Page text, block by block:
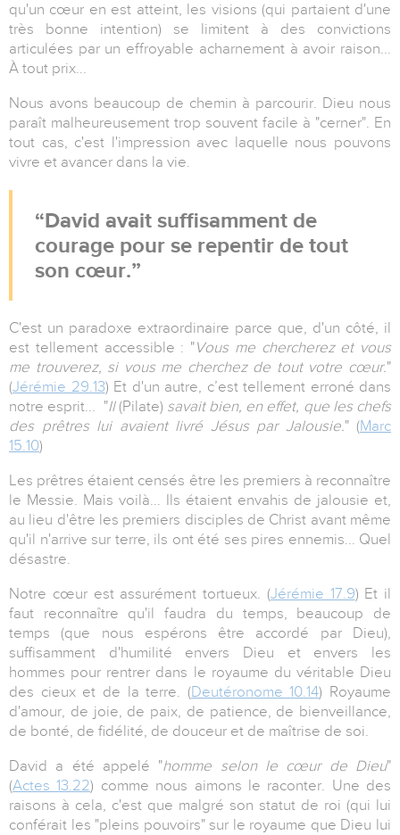
qu'un cœur en est atteint, les visions (qui partaient d'une
très bonne intention) se limitent à des convictions
articulées par un effroyable acharnement à avoir raison...
À tout prix...
Nous avons beaucoup de chemin à parcourir. Dieu nous
paraît malheureusement trop souvent facile à "cerner". En
tout cas, c'est l'impression avec laquelle nous pouvons
vivre et avancer dans la vie.
David avait suffisamment de
courage pour se repentir de tout
son cœur.
C'est un paradoxe extraordinaire parce que, d'un côté, il
est tellement accessible : "Vous me chercherez et vous
me trouverez, si vous me cherchez de tout votre cœur."
(Jérémie 29.13) Et d'un autre, c’est tellement erroné dans
notre esprit... "Il(Pilate) savait bien, en effet, que les chefs
des prêtres lui avaient livré Jésus par Jalousie." (Marc
15.10)
Les prêtres étaient censés être les premiers à reconnaître
le Messie. Mais voilà... Ils étaient envahis de jalousie et,
au lieu d'être les premiers disciples de Christ avant même
qu'il n'arrive sur terre, ils ont été ses pires ennemis... Quel
désastre.
Notre cœur est assurément tortueux. (Jérémie 17.9) Et il
faut reconnaître qu'il faudra du temps, beaucoup de
temps (que nous espérons être accordé par Dieu),
suffisamment d'humilité envers Dieu et envers les
hommes pour rentrer dans le royaume du véritable Dieu
des cieux et de la terre. (Deutéronome 10.14) Royaume
d'amour, de joie, de paix, de patience, de bienveillance,
de bonté, de fidélité, de douceur et de maîtrise de soi.
David a été appelé "homme selon le cœur de Dieu"
(Actes 13.22) comme nous aimons le raconter. Une des
raisons à cela, c'est que malgré son statut de roi (qui lui
conférait les "pleins pouvoirs" sur le royaume que Dieu lui